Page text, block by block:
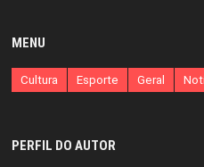
MENU
Cultura Esporte Geral
PERFIL DO AUTOR